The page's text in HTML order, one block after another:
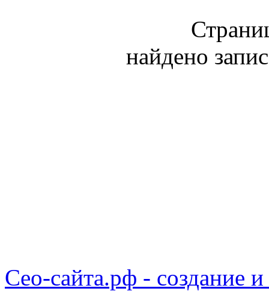
найдено
Сео-сайта.рф - создание и